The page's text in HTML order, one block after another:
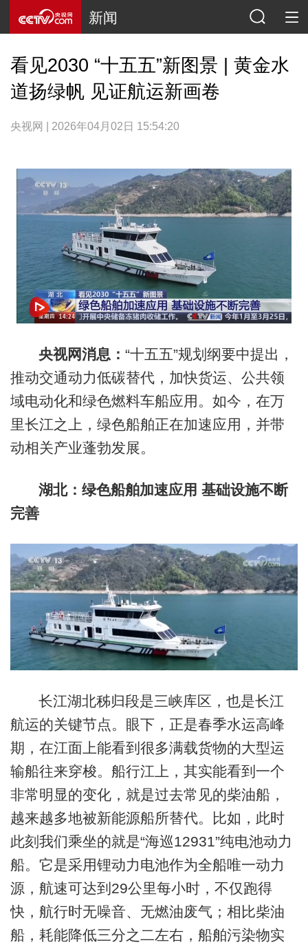
新闻
看见2030 “十五五”新图景 | 黄金水
道扬绿帆 见证航运新画卷
央视网 | 2026年04月02日 15:54:20
央视网消息： “十五五”规划纲要中提出，
推动交通动力低碳替代，加快货运、公共领
域电动化和绿色燃料车船应用。如今，在万
里长江之上，绿色船舶正在加速应用，并带
动相关产业蓬勃发展。
湖北：绿色船舶加速应用 基础设施不断
完善
长江湖北秭归段是三峡库区，也是长江
航运的关键节点。眼下，正是春季水运高峰
期，在江面上能看到很多满载货物的大型运
输船往来穿梭。船行江上，其实能看到一个
非常明显的变化，就是过去常见的柴油船，
越来越多地被新能源船所替代。比如，此时
此刻我们乘坐的就是“海巡12931”纯电池动力
船。它是采用锂动力电池作为全船唯一动力
源，航速可达到29公里每小时，不仅跑得
快，航行时无噪音、无燃油废气；相比柴油
船，耗能降低三分之二左右，船舶污染物实